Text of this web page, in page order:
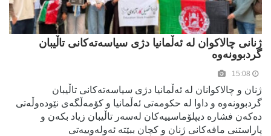
ژنانی چالاکوان لە ئەڵمانیا دژی سیاسەتەکانی تاڵیبان
گردبوونەوە
ژنان و چالاکوانان لە ئەڵمانیا دژی سیاسەتەکانی تاڵیبان
گردبوونەوە و داوا لە حکومەتی ئەڵمانیا و کۆمەڵگەی نێودەوڵەتی
دەکەن فشارە دیپلۆماسییەکان لەسەر تاڵیبان زیاد بکەن و
پاراستنی مافەکانی ژنان و کچان ببێتە ئەولەوییەتی